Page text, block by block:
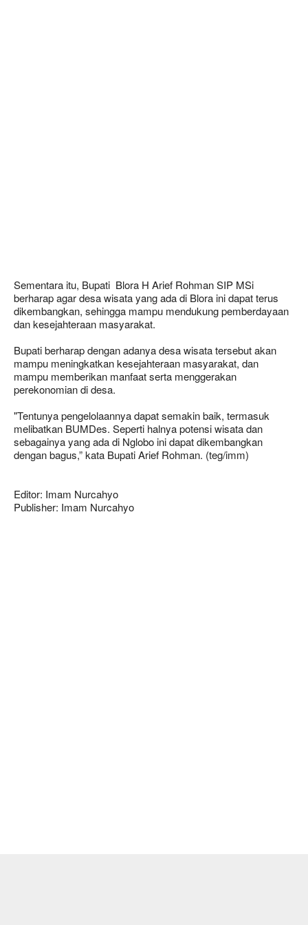
Sementara itu, Bupati Blora H Arief Rohman SIP MSi
berharap agar desa wisata yang ada di Blora ini dapat terus
dikembangkan, sehingga mampu mendukung pemberdayaan
dan kesejahteraan masyarakat.
Bupati berharap dengan adanya desa wisata tersebut akan
mampu meningkatkan kesejahteraan masyarakat, dan
mampu memberikan manfaat serta menggerakan
perekonomian di desa.
"Tentunya pengelolaannya dapat semakin baik, termasuk
melibatkan BUMDes. Seperti halnya potensi wisata dan
sebagainya yang ada di Nglobo ini dapat dikembangkan
dengan bagus,” kata Bupati Arief Rohman. (teg/imm)
Editor: Imam Nurcahyo
Publisher: Imam Nurcahyo